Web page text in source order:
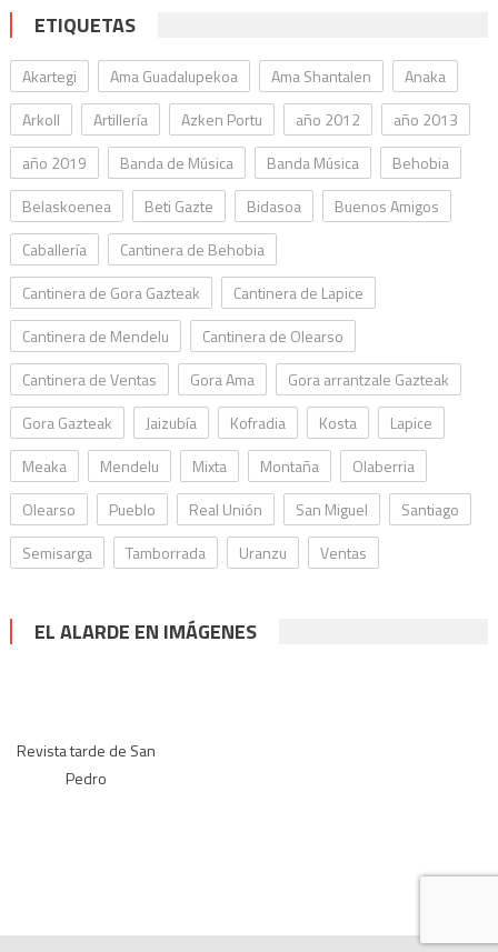
ETIQUETAS
Akartegi Ama Guadalupekoa Ama Shantalen
Anaka
Arkoll
Artillería Azken Portu año 2012
año 2013
año 2019
Banda de Música Banda Música
Behobia
Belaskoenea
Beti Gazte Bidasoa
Buenos Amigos
Caballería
Cantinera de Behobia
Cantinera de Gora Gazteak
Cantinera de Lapice
Cantinera de Mendelu
Cantinera de Olearso
Cantinera de Ventas
Gora Ama
Gora arrantzale Gazteak
Gora Gazteak
Jaizubía Kofradia Kosta
Lapice
Meaka
Mendelu Mixta Montaña
Olaberria
Olearso
Pueblo Real Unión San Miguel
Santiago
Semisarga
Tamborrada Uranzu Ventas
EL ALARDE EN IMÁGENES
Revista tarde de San
Pedro